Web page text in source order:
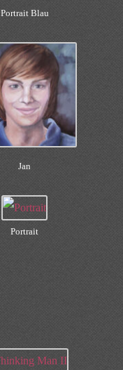
Portrait Blau
Jan
Portrait